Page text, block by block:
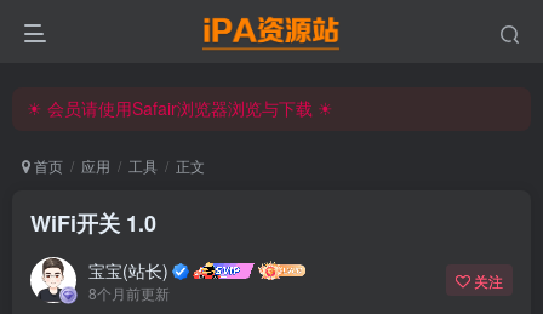
☀ 会员请使用Safair浏览器浏览与下载 ☀
☀ 会员请使用Safair浏览器浏览与下载 ☀
首页 应用 工具 正文
WiFi开关 1.0
宝宝(站长)
8个月前更新
关注